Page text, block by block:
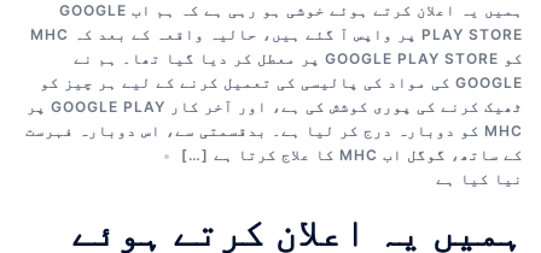
ہمیں یہ اعلان کرتے ہوئے خوشی ہو رہی ہے کہ ہم اب GOOGLE
PLAY STORE پر واپس آ گئے ہیں، حالیہ واقعہ کے بعد کہ MHC
کو GOOGLE PLAY STORE پر معطل کر دیا گیا تھا۔ ہم نے
GOOGLE کی مواد کی پالیسی کی تعمیل کرنے کے لیے ہر چیز کو
ٹھیک کرنے کی پوری کوشش کی ہے، اور آخر کار GOOGLE PLAY پر
MHC کو دوبارہ درج کر لیا ہے۔ بدقسمتی سے، اس دوبارہ فہرست
کے ساتھ، گوگل اب MHC کا علاج کرتا ہے […]
نیا کیا ہے
ہمیں یہ اعلان کرتے ہوئے